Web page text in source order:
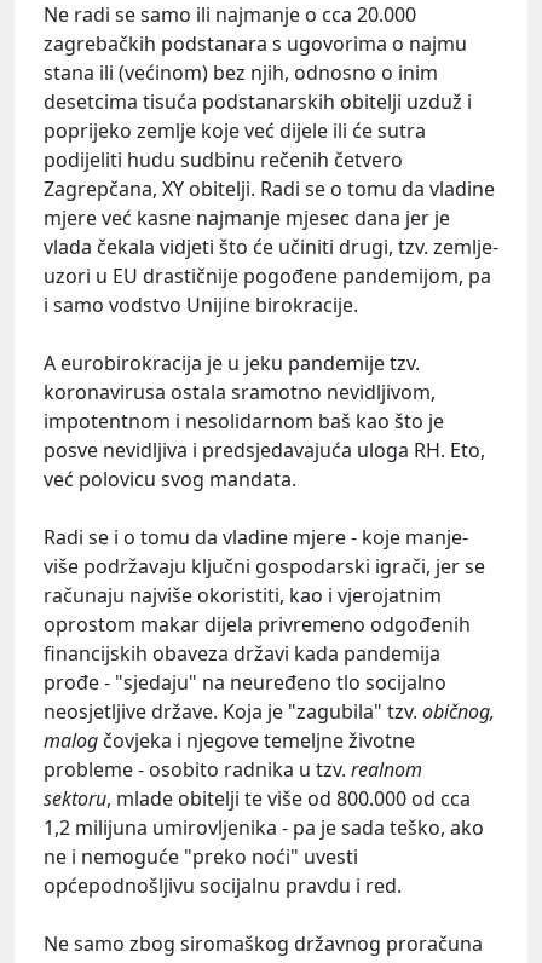
Ne radi se samo ili najmanje o cca 20.000
zagrebačkih podstanara s ugovorima o najmu
stana ili (većinom) bez njih, odnosno o inim
desetcima tisuća podstanarskih obitelji uzduž i
poprijeko zemlje koje već dijele ili će sutra
podijeliti hudu sudbinu rečenih četvero
Zagrepčana, XY obitelji. Radi se o tomu da vladine
mjere već kasne najmanje mjesec dana jer je
vlada čekala vidjeti što će učiniti drugi, tzv. zemlje-
uzori u EU drastičnije pogođene pandemijom, pa
i samo vodstvo Unijine birokracije.
A eurobirokracija je u jeku pandemije tzv.
koronavirusa ostala sramotno nevidljivom,
impotentnom i nesolidarnom baš kao što je
posve nevidljiva i predsjedavajuća uloga RH. Eto,
već polovicu svog mandata.
Radi se i o tomu da vladine mjere - koje manje-
više podržavaju ključni gospodarski igrači, jer se
računaju najviše okoristiti, kao i vjerojatnim
oprostom makar dijela privremeno odgođenih
financijskih obaveza državi kada pandemija
prođe - "sjedaju" na neuređeno tlo socijalno
neosjetljive države. Koja je "zagubila" tzv. običnog,
malog čovjeka i njegove temeljne životne
probleme - osobito radnika u tzv. realnom
sektoru, mlade obitelji te više od 800.000 od cca
1,2 milijuna umirovljenika - pa je sada teško, ako
ne i nemoguće "preko noći" uvesti
općepodnošljivu socijalnu pravdu i red.
Ne samo zbog siromaškog državnog proračuna